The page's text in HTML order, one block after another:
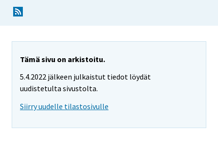
Tämä sivu on arkistoitu.
5.4.2022 jälkeen julkaistut tiedot löydät
uudistetulta sivustolta.
Siirry uudelle tilastosivulle